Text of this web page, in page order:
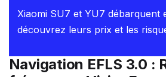
Xiaomi SU7 et YU7 débarquent
découvrez leurs prix et les
Navigation EFLS 3.0 :